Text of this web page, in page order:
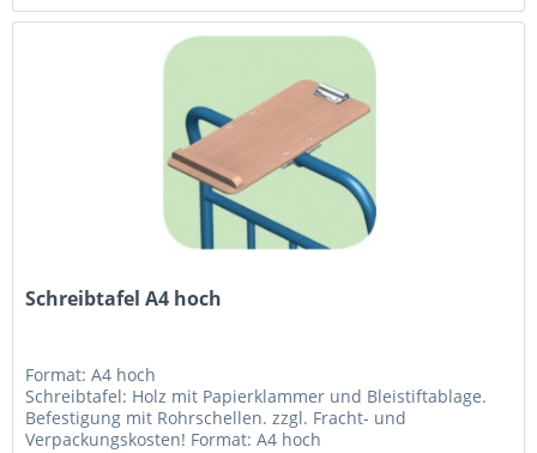
Schreibtafel A4 hoch
Format: A4 hoch
Schreibtafel: Holz mit Papierklammer und Bleistiftablage.
Befestigung mit Rohrschellen. zzgl. Fracht- und
Verpackungskosten! Format: A4 hoch